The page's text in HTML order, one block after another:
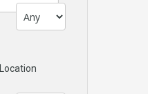
Location